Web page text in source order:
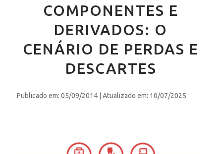
COMPONENTES E
DERIVADOS: O
CENÁRIO DE PERDAS E
DESCARTES
Publicado em: 05/09/2014 | Atualizado em: 10/07/2025